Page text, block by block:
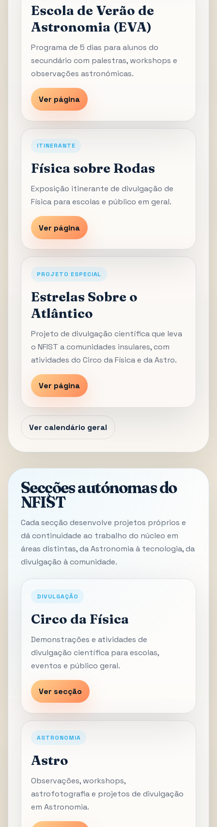
Escola de Verão de
Astronomia (EVA)
Programa de 5 dias para alunos do
secundário com palestras, workshops e
observações astronómicas.
Ver página
ITINERANTE
Física sobre Rodas
Exposição itinerante de divulgação de
Física para escolas e público em geral.
Ver página
PROJETO ESPECIAL
Estrelas Sobre o
Atlântico
Projeto de divulgação científica que leva
o NFIST a comunidades insulares, com
atividades do Circo da Física e da Astro.
Ver página
Ver calendário geral
Secções autónomas do
NFIST
Cada secção desenvolve projetos próprios e
dá continuidade ao trabalho do núcleo em
áreas distintas, da Astronomia à tecnologia, da
divulgação à comunidade.
DIVULGAÇÃO
Circo da Física
Demonstrações e atividades de
divulgação científica para escolas,
eventos e público geral.
Ver secção
ASTRONOMIA
Astro
Observações, workshops,
astrofotografia e projetos de divulgação
em Astronomia.